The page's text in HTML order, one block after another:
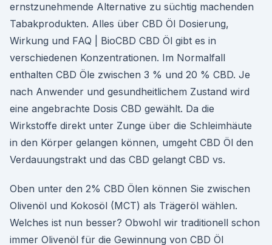
ernstzunehmende Alternative zu süchtig machenden
Tabakprodukten. Alles über CBD Öl Dosierung,
Wirkung und FAQ | BioCBD CBD Öl gibt es in
verschiedenen Konzentrationen. Im Normalfall
enthalten CBD Öle zwischen 3 % und 20 % CBD. Je
nach Anwender und gesundheitlichem Zustand wird
eine angebrachte Dosis CBD gewählt. Da die
Wirkstoffe direkt unter Zunge über die Schleimhäute
in den Körper gelangen können, umgeht CBD Öl den
Verdauungstrakt und das CBD gelangt CBD vs.
Oben unter den 2% CBD Ölen können Sie zwischen
Olivenöl und Kokosöl (MCT) als Trägeröl wählen.
Welches ist nun besser? Obwohl wir traditionell schon
immer Olivenöl für die Gewinnung von CBD Öl